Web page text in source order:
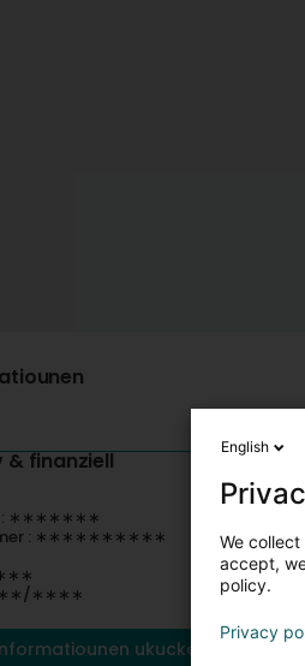
finanziell
: ∗∗∗∗∗∗∗
: ∗∗∗∗∗∗∗∗∗∗
∗∗/∗∗∗∗
ukucken
English
We
accept,
policy.
Privacy